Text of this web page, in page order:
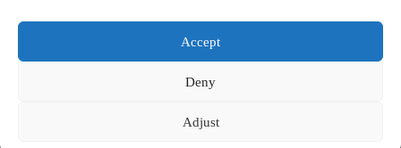
Cliquez ici pour toute demande de renseignements
Accept
Deny
Adjust